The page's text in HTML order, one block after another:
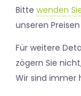
Bitte wenden
unseren
Für weitere
zögern Sie
Wir sind immer